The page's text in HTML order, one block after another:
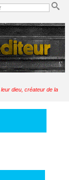
dieu, créateur de la